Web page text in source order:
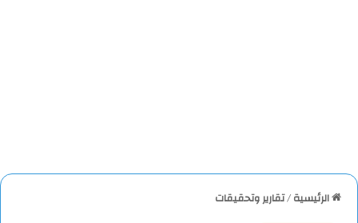
الرئيسية/تقارير وتحقيقات